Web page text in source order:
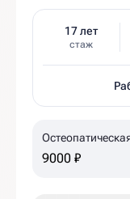
17 лет
стаж
9000 ₽